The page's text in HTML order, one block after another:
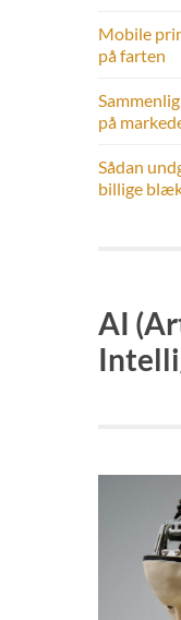
Mobile
på farten
på
Sådan
billige
AI